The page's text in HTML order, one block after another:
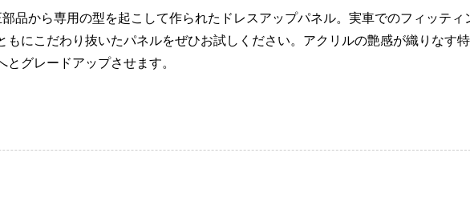
品から専用の型を起こして作られたドレスアップパネル。実車でのフィッティ
もにこだわり抜いたパネルをぜひお試しください。アクリルの艶感が織りなす
グレードアップさせます。